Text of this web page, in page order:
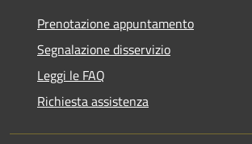
Prenotazione appuntamento
Segnalazione disservizio
Leggi le FAQ
Richiesta assistenza